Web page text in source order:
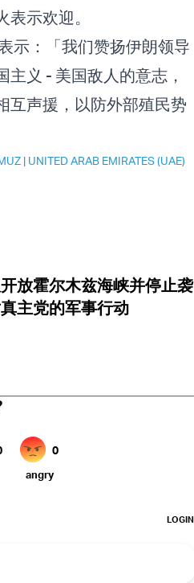
示欢迎。
示：「我们赞扬伊朗领导
义 - 美国敌人的意志，
互声援，以防外部殖民势
| UNITED ARAB EMIRATES (UAE)
放霍尔木兹海峡并停止袭
主党的军事行动